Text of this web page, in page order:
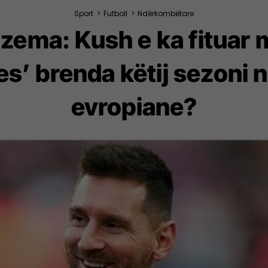
Sport > Futboll > Ndërkombëtare
Kush e ka fituar
brenda këtij sezoni
evropiane?